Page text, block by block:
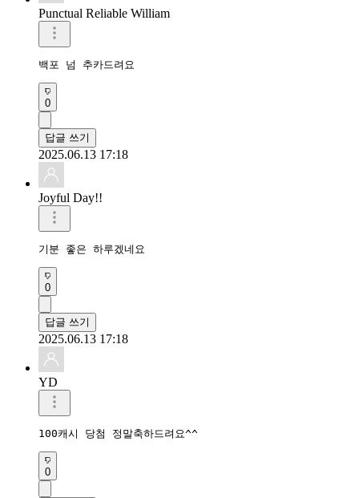
Punctual Reliable William
백포 넘 추카드려요
0
답글 쓰기
2025.06.13 17:18
Joyful Day!!
기분 좋은 하루겠네요
0
답글 쓰기
2025.06.13 17:18
YD
100캐시 당첨 정말축하드려요^^
0